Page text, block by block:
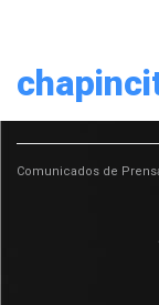
Comunicados de